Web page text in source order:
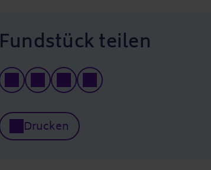
Fundstück teilen
Drucken